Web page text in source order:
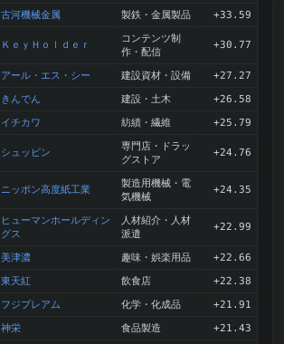
古河機械金属 製鉄・金属製品 +33.59
ＫｅｙＨｏｌｄｅｒ コンテンツ制
作・配信
+30.77
アール・エス・シー 建設資材・設備 +27.27
きんでん 建設・土木 +26.58
イチカワ 紡績・繊維 +25.79
シュッピン 専門店・ドラッ
グストア
+24.76
ニッポン高度紙工業 製造用機械・電
気機械
+24.35
ヒューマンホールディン
グス
人材紹介・人材
派遣
+22.99
美津濃 趣味・娯楽用品 +22.66
東天紅 飲食店 +22.38
フジプレアム 化学・化成品 +21.91
神栄 食品製造 +21.43